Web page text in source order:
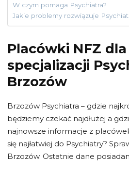
W czym pomaga Psychiatra?
Jakie problemy rozwiązuje
Placówki NFZ dla
specjalizacji
Brzozów
Brzozów Psychiatra – gdzie
będziemy czekać najdłużej a
najnowsze informacje z
się najłatwiej do Psychiatry?
Brzozów. Ostatnie dane